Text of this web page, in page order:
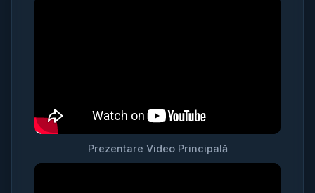
Prezentare Video Principală